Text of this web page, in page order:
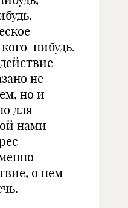
нибудь.
не
но и
для
нами
о нем